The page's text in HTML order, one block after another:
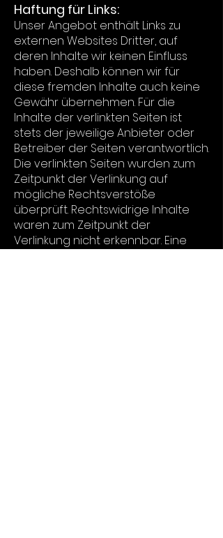
Haftung für Links:
Unser Angebot enthält Links zu
externen Websites Dritter, auf
deren Inhalte wir keinen Einfluss
haben. Deshalb können wir für
diese fremden Inhalte auch keine
Gewähr übernehmen. Für die
Inhalte der verlinkten Seiten ist
stets der jeweilige Anbieter oder
Betreiber der Seiten verantwortlich.
Die verlinkten Seiten wurden zum
Zeitpunkt der Verlinkung auf
mögliche Rechtsverstöße
überprüft. Rechtswidrige Inhalte
waren zum Zeitpunkt der
Verlinkung nicht erkennbar. Eine